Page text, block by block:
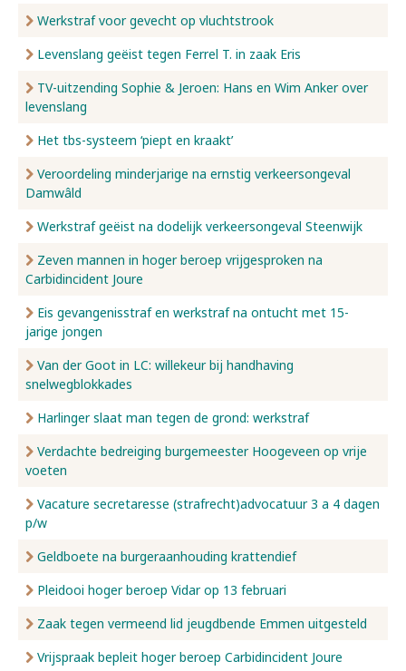
Werkstraf voor gevecht op vluchtstrook
Levenslang geëist tegen Ferrel T. in zaak Eris
TV-uitzending Sophie & Jeroen: Hans en Wim Anker over
levenslang
Het tbs-systeem ‘piept en kraakt’
Veroordeling minderjarige na ernstig verkeersongeval
Damwâld
Werkstraf geëist na dodelijk verkeersongeval Steenwijk
Zeven mannen in hoger beroep vrijgesproken na
Carbidincident Joure
Eis gevangenisstraf en werkstraf na ontucht met 15-
jarige jongen
Van der Goot in LC: willekeur bij handhaving
snelwegblokkades
Harlinger slaat man tegen de grond: werkstraf
Verdachte bedreiging burgemeester Hoogeveen op vrije
voeten
Vacature secretaresse (strafrecht)advocatuur 3 a 4 dagen
p/w
Geldboete na burgeraanhouding krattendief
Pleidooi hoger beroep Vidar op 13 februari
Zaak tegen vermeend lid jeugdbende Emmen uitgesteld
Vrijspraak bepleit hoger beroep Carbidincident Joure